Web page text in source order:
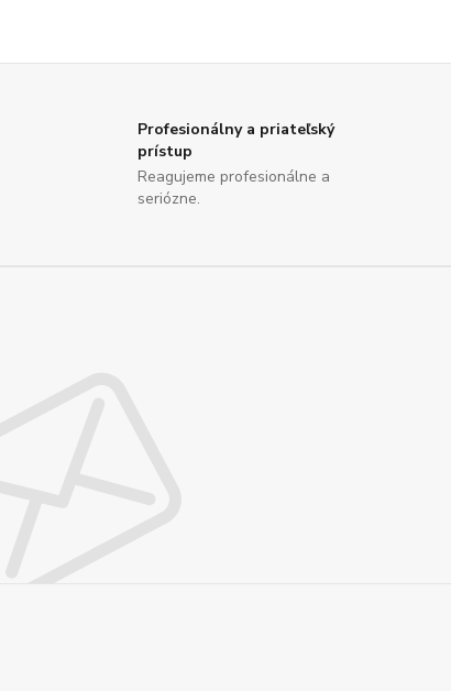
Profesionálny a priateľský
prístup
Reagujeme profesionálne a
seriózne.